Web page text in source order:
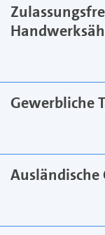
Gewerbliche
Ausländische